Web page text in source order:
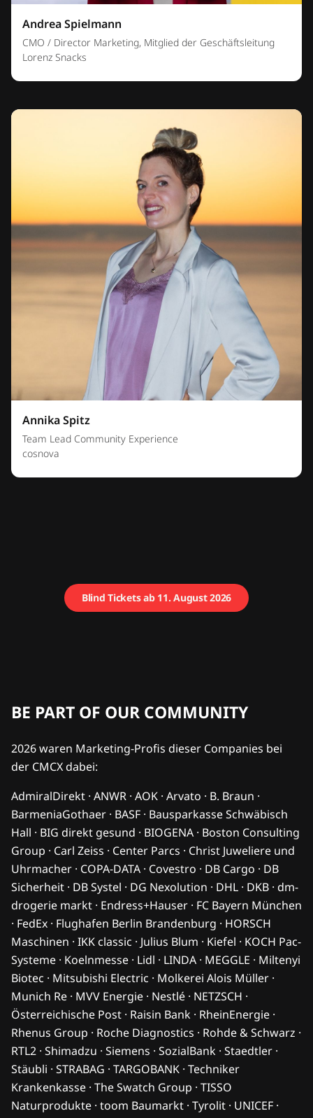
Andrea Spielmann
CMO / Director Marketing, Mitglied der Geschäftsleitung
Lorenz Snacks
Annika Spitz
Team Lead Community Experience
cosnova
Blind Tickets ab 11. August 2026
BE PART OF OUR COMMUNITY
2026 waren Marketing-Profis dieser Companies bei
der CMCX dabei:
AdmiralDirekt · ANWR · AOK · Arvato · B. Braun ·
BarmeniaGothaer · BASF · Bausparkasse Schwäbisch
Hall · BIG direkt gesund · BIOGENA · Boston Consulting
Group · Carl Zeiss · Center Parcs · Christ Juweliere und
Uhrmacher · COPA-DATA · Covestro · DB Cargo · DB
Sicherheit · DB Systel · DG Nexolution · DHL · DKB · dm-
drogerie markt · Endress+Hauser · FC Bayern München
· FedEx · Flughafen Berlin Brandenburg · HORSCH
Maschinen · IKK classic · Julius Blum · Kiefel · KOCH Pac-
Systeme · Koelnmesse · Lidl · LINDA · MEGGLE · Miltenyi
Biotec · Mitsubishi Electric · Molkerei Alois Müller ·
Munich Re · MVV Energie · Nestlé · NETZSCH ·
Österreichische Post · Raisin Bank · RheinEnergie ·
Rhenus Group · Roche Diagnostics · Rohde & Schwarz ·
RTL2 · Shimadzu · Siemens · SozialBank · Staedtler ·
Stäubli · STRABAG · TARGOBANK · Techniker
Krankenkasse · The Swatch Group · TISSO
Naturprodukte · toom Baumarkt · Tyrolit · UNICEF ·